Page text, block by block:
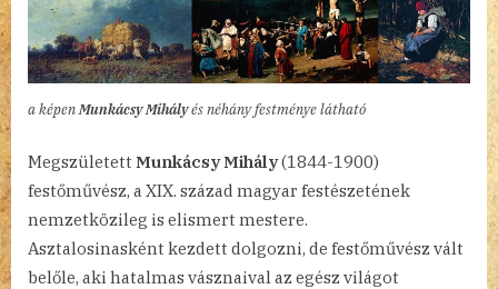
a képenMunkácsy Mihályés néhány festménye látható
Megszületett Munkácsy Mihály(1844-1900)
festőművész, a XIX. század magyar festészetének
nemzetközileg is elismert mestere.
Asztalosinasként kezdett dolgozni, de festőművész vált
belőle, aki hatalmas vásznaival az egész világot